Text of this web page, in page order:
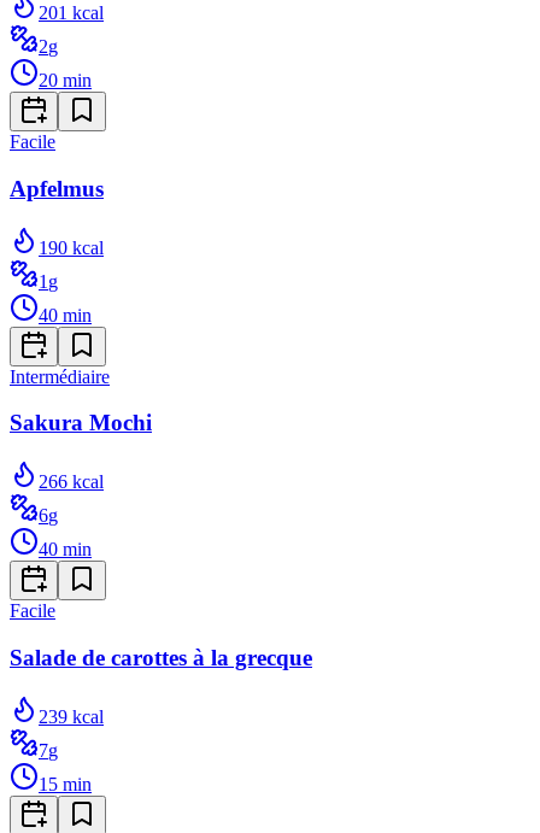
201 kcal
2g
20 min
Facile
Apfelmus
190 kcal
1 g
40 min
Intermédiaire
Sakura Mochi
266 kcal
6g
40 min
Facile
Salade de carottes à la grecque
239 kcal
7g
15 min